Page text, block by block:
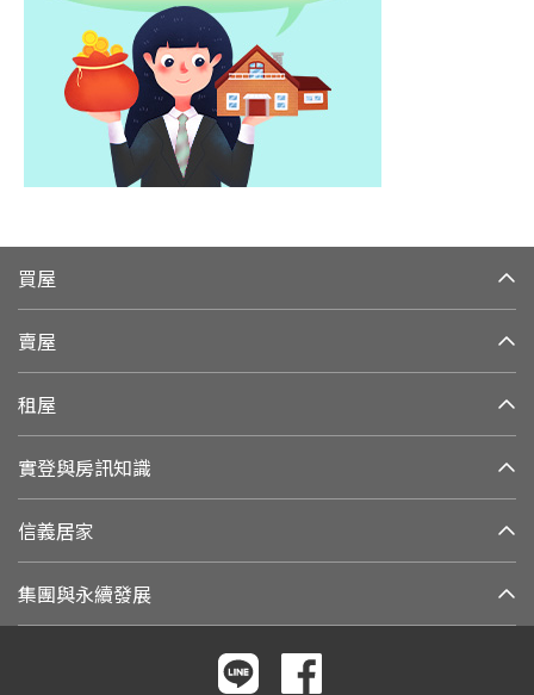
買屋
賣屋
租屋
實登與房訊知識
信義居家
集團與永續發展